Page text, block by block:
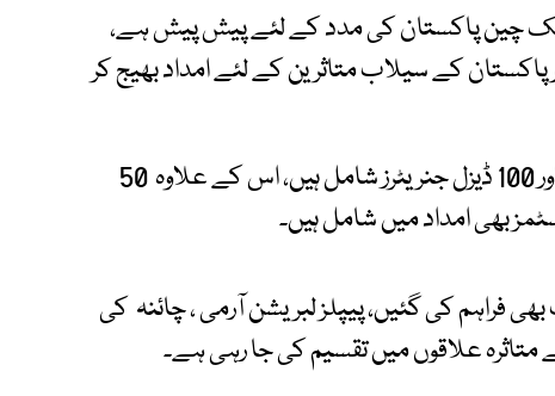
پاکستان کی مدد کے لئے پیش پیش ہے،
پاکستان کے سیلاب متاثرین کے لئے امداد بھیج کر
امدادی سامان میں 12000 خصوصی خیمے اور 100 ڈیزل جنریٹرز شامل ہیں، اس کے علاوہ 50
کی گئیں، پیپلز لبریشن آرمی ، چائنہ کی
علاقوں میں تقسیم کی جا رہی ہے۔